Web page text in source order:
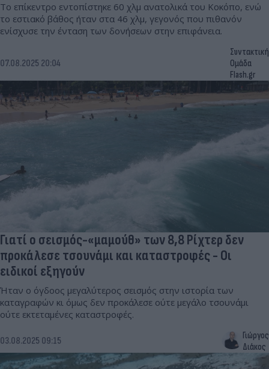
Το επίκεντρο εντοπίστηκε 60 χλμ ανατολικά του Κοκόπο, ενώ
το εστιακό βάθος ήταν στα 46 χλμ, γεγονός που πιθανόν
ενίσχυσε την ένταση των δονήσεων στην επιφάνεια.
07.08.2025 20:04
Συντακτική
Ομάδα
Flash.gr
Γιατί ο σεισμός-«μαμούθ» των 8,8 Ρίχτερ δεν
προκάλεσε τσουνάμι και καταστροφές - Οι
ειδικοί εξηγούν
Ήταν ο όγδοος μεγαλύτερος σεισμός στην ιστορία των
καταγραφών κι όμως δεν προκάλεσε ούτε μεγάλο τσουνάμι
ούτε εκτεταμένες καταστροφές.
03.08.2025 09:15
Γιώργος
Διάκος